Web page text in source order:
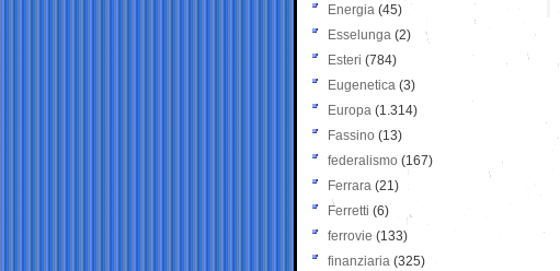
Energia (45)
Esselunga (2)
Esteri (784)
Eugenetica (3)
Europa (1.314)
Fassino (13)
federalismo (167)
Ferrara (21)
Ferretti (6)
ferrovie (133)
finanziaria (325)